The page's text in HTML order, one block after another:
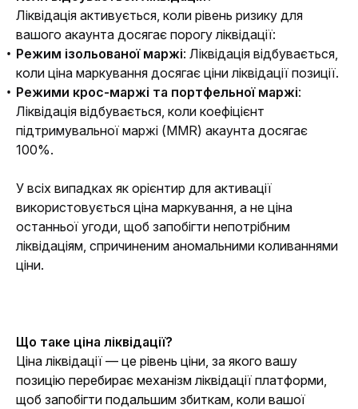
Ліквідація активується, коли рівень ризику для
вашого акаунта досягає порогу ліквідації:
Режим ізольованої маржі: Ліквідація відбувається,
коли ціна маркування досягає ціни ліквідації позиції.
Режими крос-маржі та портфельної маржі:
Ліквідація відбувається, коли коефіцієнт
підтримувальної маржі (MMR) акаунта досягає
100%.
У всіх випадках як орієнтир для активації
використовується ціна маркування, а не ціна
останньої угоди, щоб запобігти непотрібним
ліквідаціям, спричиненим аномальними коливаннями
ціни.
Що таке ціна ліквідації?
Ціна ліквідації — це рівень ціни, за якого вашу
позицію перебирає механізм ліквідації платформи,
щоб запобігти подальшим збиткам, коли вашої